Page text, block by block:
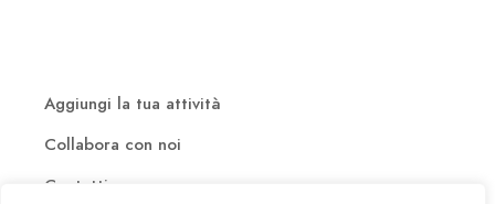
Aggiungi la tua attività
Collabora con noi
Contatti